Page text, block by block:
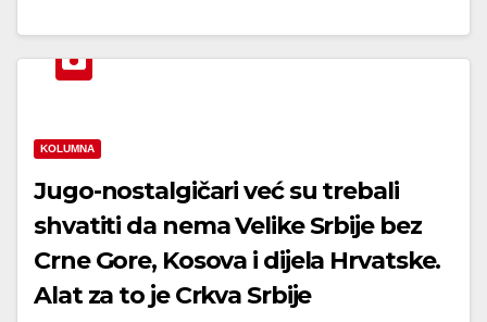
KOLUMNA
Jugo-nostalgičari već su trebali
shvatiti da nema Velike Srbije bez
Crne Gore, Kosova i dijela Hrvatske.
Alat za to je Crkva Srbije